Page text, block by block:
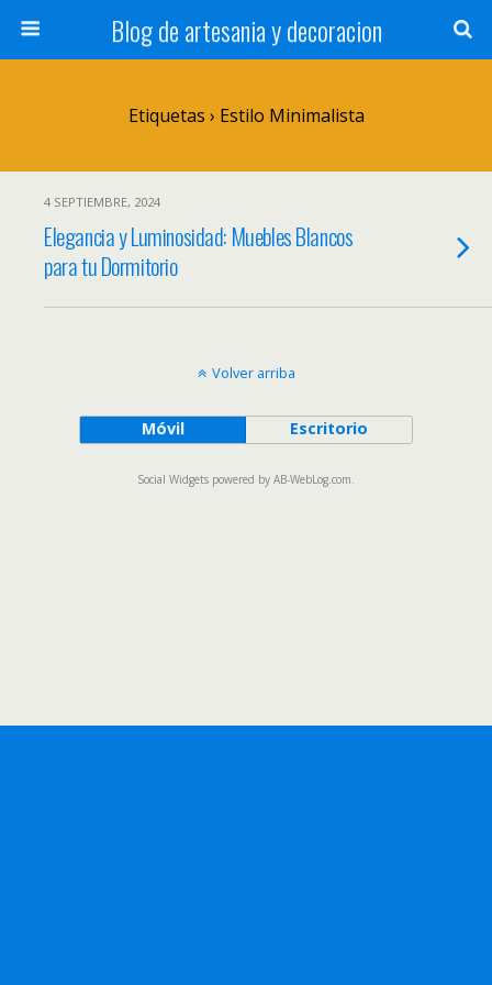
Blog de artesania y decoracion
Etiquetas › Estilo Minimalista
4 SEPTIEMBRE, 2024
Elegancia y Luminosidad: Muebles Blancos
para tu Dormitorio
Volver arriba
Móvil Escritorio
Social Widgets powered by AB-WebLog.com.